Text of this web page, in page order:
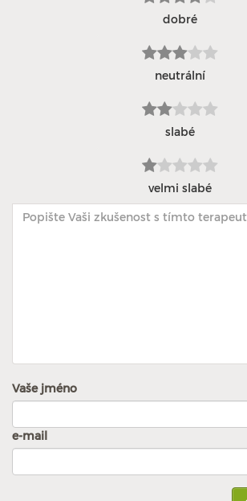
dobré
neutrální
slabé
velmi slabé
Vaše jméno
e-mail